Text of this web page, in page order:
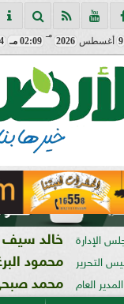
9 أغسطس2026
مـ
02:09 مـ
الإدارة خالد سيف
التحرير محمود
المدير العام محمد